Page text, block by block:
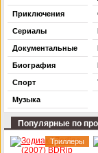
Приключения
Сериалы
Документальные
Биография
Спорт
Музыка
Популярные по
Триллеры